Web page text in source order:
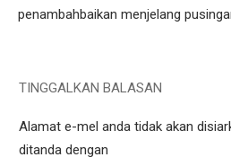
penambahbaikan menjelang
TINGGALKAN BALASAN
Alamat e-mel anda tidak akan
ditanda dengan